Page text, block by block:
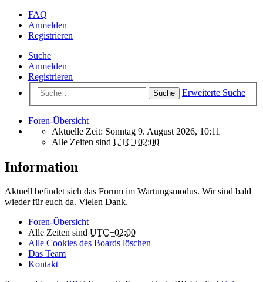
FAQ
Anmelden
Registrieren
Suche
Anmelden
Registrieren
Suche Erweiterte Suche
Foren-Übersicht
Aktuelle Zeit: Sonntag 9. August 2026, 10:11
Alle Zeiten sind UTC+02:00
Information
Aktuell befindet sich das Forum im Wartungsmodus. Wir sind bald
wieder für euch da. Vielen Dank.
Foren-Übersicht
Alle Zeiten sind UTC+02:00
Alle Cookies des Boards löschen
Das Team
Kontakt